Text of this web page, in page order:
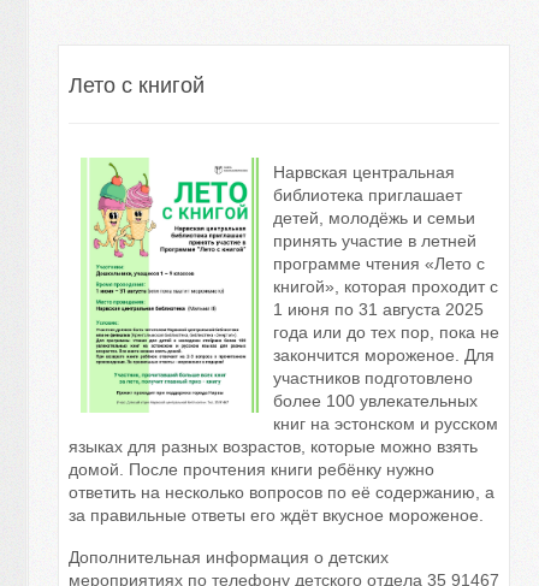
Лето с книгой
Нарвская центральная
библиотека приглашает
детей, молодёжь и семьи
принять участие в летней
программе чтения «Лето с
книгой», которая проходит с
1 июня по 31 августа 2025
года или до тех пор, пока не
закончится мороженое. Для
участников подготовлено
более 100 увлекательных
книг на эстонском и русском
языках для разных возрастов, которые можно взять
домой. После прочтения книги ребёнку нужно
ответить на несколько вопросов по её содержанию, а
за правильные ответы его ждёт вкусное мороженое.
Дополнительная информация о детских
мероприятиях по телефону детского отдела 35 91467